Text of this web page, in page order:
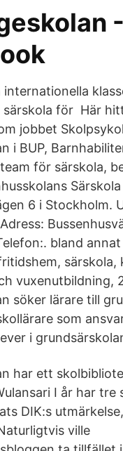
särskola för Här
jobbet
i BUP,
för särskola,
6 i Stockholm.
bland
särskola,
vuxenutbildning,
söker lärare till
som
i
har ett
I år har tre
DIK:s
ville